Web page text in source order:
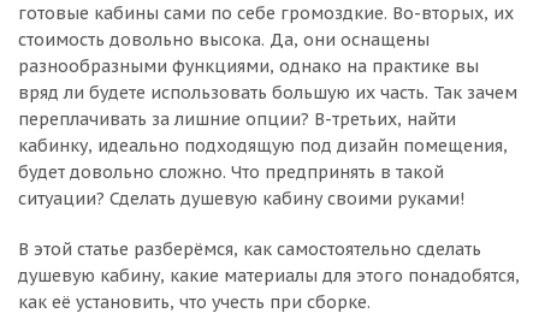
готовые кабины сами по себе громоздкие. Во-вторых, их
стоимость довольно высока. Да, они оснащены
разнообразными функциями, однако на практике вы
вряд ли будете использовать большую их часть. Так зачем
переплачивать за лишние опции? В-третьих, найти
кабинку, идеально подходящую под дизайн помещения,
будет довольно сложно. Что предпринять в такой
ситуации? Сделать душевую кабину своими руками!
В этой статье разберёмся, как самостоятельно сделать
душевую кабину, какие материалы для этого понадобятся,
как её установить, что учесть при сборке.